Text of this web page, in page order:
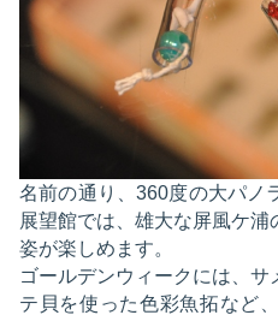
名前の通り、360度の大パノ
展望館では、雄大な屏風ケ
姿が楽しめます。
ゴールデンウィークには、
テ貝を使った色彩魚拓など